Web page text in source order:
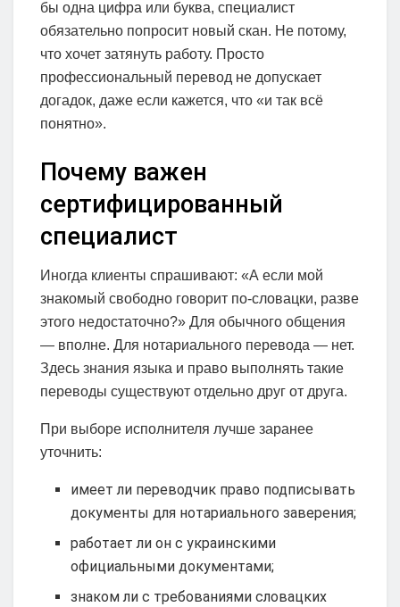
бы одна цифра или буква, специалист
обязательно попросит новый скан. Не потому,
что хочет затянуть работу. Просто
профессиональный перевод не допускает
догадок, даже если кажется, что «и так всё
понятно».
Почему важен
сертифицированный
специалист
Иногда клиенты спрашивают: «А если мой
знакомый свободно говорит по-словацки, разве
этого недостаточно?» Для обычного общения
— вполне. Для нотариального перевода — нет.
Здесь знания языка и право выполнять такие
переводы существуют отдельно друг от друга.
При выборе исполнителя лучше заранее
уточнить:
имеет ли переводчик право подписывать
документы для нотариального заверения;
работает ли он с украинскими
официальными документами;
знаком ли с требованиями словацких